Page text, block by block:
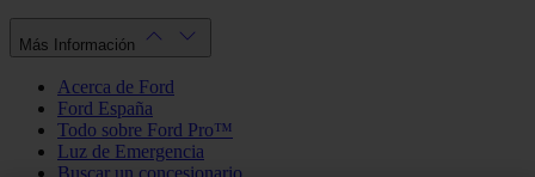
Más Información
Acerca de Ford
Ford España
Todo sobre Ford Pro™
Luz de Emergencia